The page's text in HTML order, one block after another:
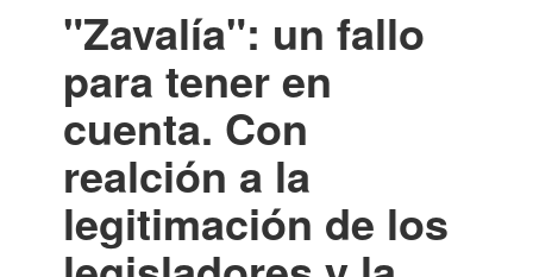
Estantes Virtuales
Contacto
Iniciar sesión
"Zavalía": un fallo
para tener en
cuenta. Con
realción a la
legitimación de los